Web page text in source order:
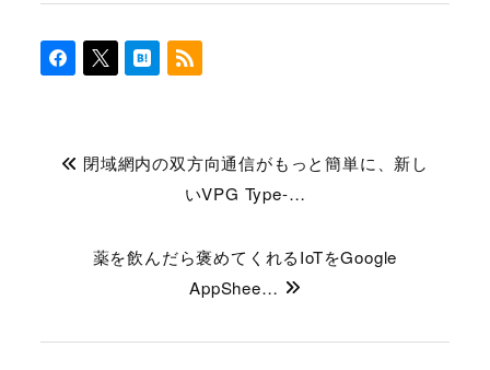
閉域網内の双方向通信がもっと簡単に、新し
いVPG Type-…
薬を飲んだら褒めてくれるIoTをGoogle
AppShee…